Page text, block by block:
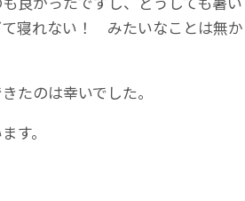
て寝れない！ みたいなことは無か
たのは幸いでした。
す。